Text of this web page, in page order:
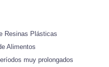
Resinas Plásticas
Alimentos
muy prolongados